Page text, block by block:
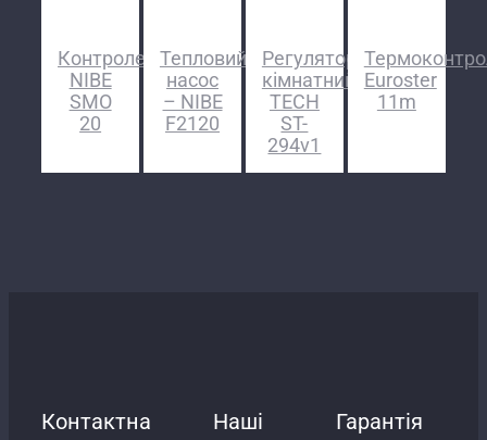
Контролер
NIBE
SMO
20
Тепловий
насос
– NIBE
F2120
Регулятор
кімнатний
TECH
ST-
294v1
Euroster
11m
Контактна
Наші
Гарантія